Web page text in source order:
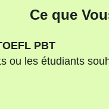
Ce que
PBT
ou les étudiants